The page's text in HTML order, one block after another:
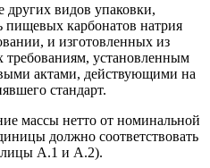
других видов упаковки,
пищевых карбонатов натрия
и изготовленных из
требованиям, установленным
актами, действующими на
стандарт.
массы нетто от номинальной
должно соответствовать
А.1 и А.2).